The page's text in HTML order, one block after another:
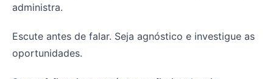
administra.
Escute antes de falar. Seja agnóstico e investigue as
oportunidades.